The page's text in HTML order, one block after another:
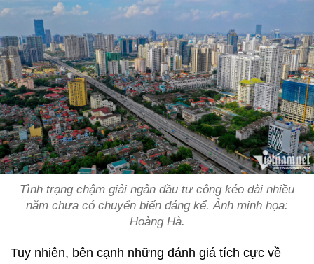
Tình trạng chậm giải ngân đầu tư công kéo dài nhiều
năm chưa có chuyển biến đáng kể. Ảnh minh họa:
Hoàng Hà.
Tuy nhiên, bên cạnh những đánh giá tích cực về